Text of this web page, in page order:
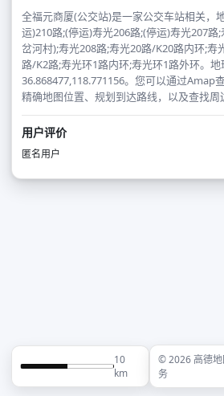
全福元商厦(公交站)是一家公交车站相关，
运)210路;(停运)寿光206路;(停运)寿光207路
岔河村);寿光208路;寿光20路/K20路内环;寿
路/K2路;寿光环1路内环;寿光环1路外环。地
36.868477,118.771156。您可以通过Amap
精确地图位置、规划到达路线，以及查找周
用户评价
匿名用户
10
km
© 2026 高德地
务